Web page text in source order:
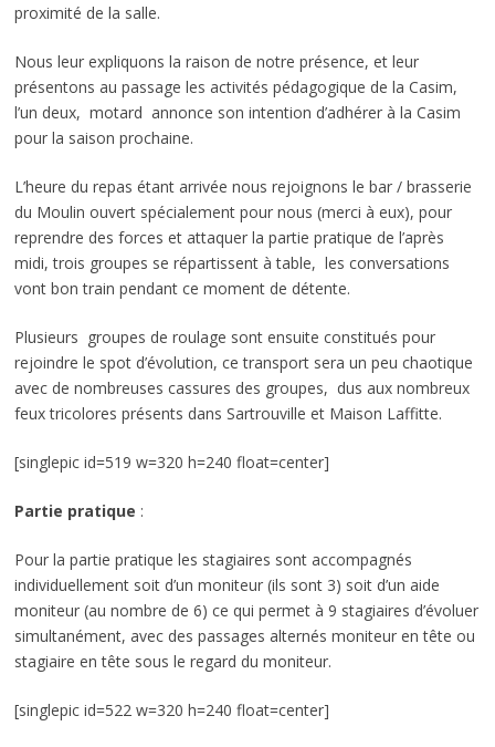
proximité de la salle.
Nous leur expliquons la raison de notre présence, et leur
présentons au passage les activités pédagogique de la Casim,
l’un deux, motard annonce son intention d’adhérer à la Casim
pour la saison prochaine.
L’heure du repas étant arrivée nous rejoignons le bar / brasserie
du Moulin ouvert spécialement pour nous (merci à eux), pour
reprendre des forces et attaquer la partie pratique de l’après
midi, trois groupes se répartissent à table, les conversations
vont bon train pendant ce moment de détente.
Plusieurs groupes de roulage sont ensuite constitués pour
rejoindre le spot d’évolution, ce transport sera un peu chaotique
avec de nombreuses cassures des groupes, dus aux nombreux
feux tricolores présents dans Sartrouville et Maison Laffitte.
[singlepic id=519 w=320 h=240 float=center]
Partie pratique :
Pour la partie pratique les stagiaires sont accompagnés
individuellement soit d’un moniteur (ils sont 3) soit d’un aide
moniteur (au nombre de 6) ce qui permet à 9 stagiaires d’évoluer
simultanément, avec des passages alternés moniteur en tête ou
stagiaire en tête sous le regard du moniteur.
[singlepic id=522 w=320 h=240 float=center]